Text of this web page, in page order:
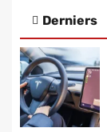
Derniers